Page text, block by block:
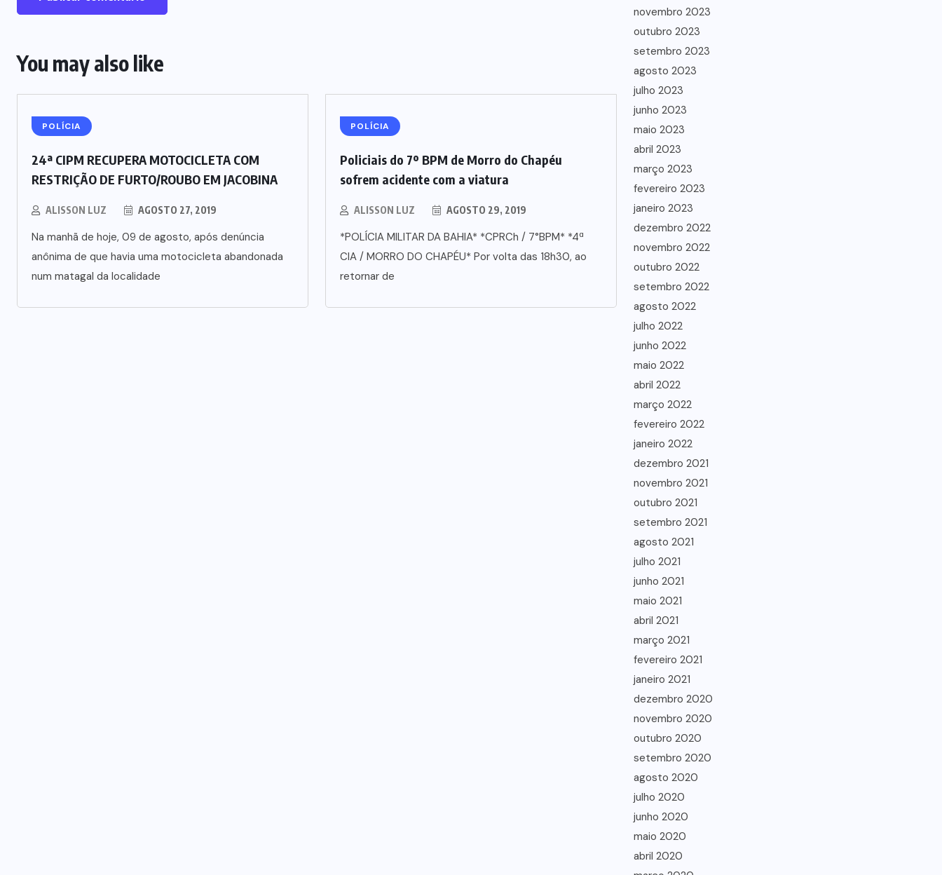
You may also like
POLÍCIA
24ª CIPM RECUPERA MOTOCICLETA COM
RESTRIÇÃO DE FURTO/ROUBO EM JACOBINA
ALISSON LUZ AGOSTO 27, 2019
Na manhã de hoje, 09 de agosto, após denúncia
anônima de que havia uma motocicleta abandonada
num matagal da localidade
POLÍCIA
Policiais do 7º BPM de Morro do Chapéu
sofrem acidente com a viatura
ALISSON LUZ AGOSTO 29, 2019
*POLÍCIA MILITAR DA BAHIA* *CPRCh / 7°BPM* *4ª
CIA / MORRO DO CHAPÉU* Por volta das 18h30, ao
retornar de
novembro 2023
outubro 2023
setembro 2023
agosto 2023
julho 2023
junho 2023
maio 2023
abril 2023
março 2023
fevereiro 2023
janeiro 2023
dezembro 2022
novembro 2022
outubro 2022
setembro 2022
agosto 2022
julho 2022
junho 2022
maio 2022
abril 2022
março 2022
fevereiro 2022
janeiro 2022
dezembro 2021
novembro 2021
outubro 2021
setembro 2021
agosto 2021
julho 2021
junho 2021
maio 2021
abril 2021
março 2021
fevereiro 2021
janeiro 2021
dezembro 2020
novembro 2020
outubro 2020
setembro 2020
agosto 2020
julho 2020
junho 2020
maio 2020
abril 2020